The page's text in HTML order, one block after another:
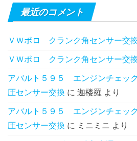
最近のコメント
ＶＷポロ クランク角センサー交
ＶＷポロ クランク角センサー交
アバルト５９５ エンジンチェッ
圧センサー交換 に 迦楼羅 より
アバルト５９５ エンジンチェッ
圧センサー交換 に ミニミニ より